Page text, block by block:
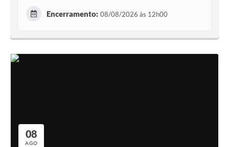
Encerramento: 08/08/2026 às 12h00
08
AGO